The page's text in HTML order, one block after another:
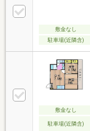
敷金なし
駐車場(近隣含)
敷金なし
駐車場(近隣含)